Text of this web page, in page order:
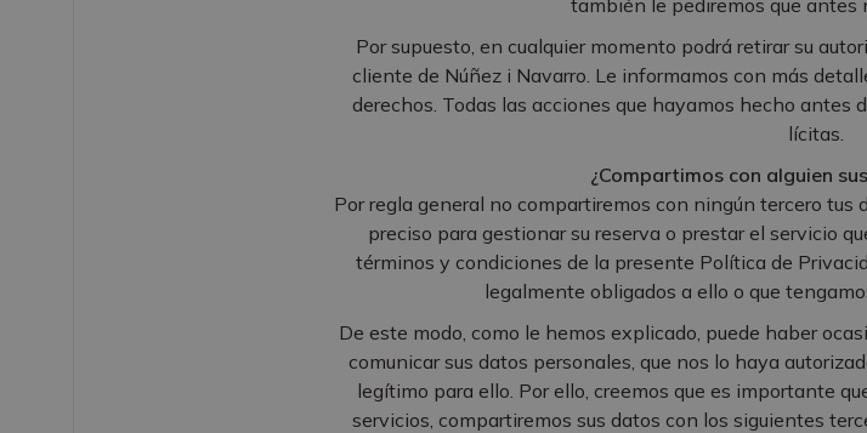
también le pediremos que antes
Por supuesto, en cualquier momento podrá retirar su
cliente de Núñez i Navarro. Le informamos con más
derechos. Todas las acciones que hayamos hecho antes
lícitas.
¿Compartimos con alguien
Por regla general no compartiremos con ningún tercero tus
preciso para gestionar su reserva o prestar el servicio
términos y condiciones de la presente Política de
legalmente obligados a ello o que
De este modo, como le hemos explicado, puede haber
comunicar sus datos personales, que nos lo haya
legítimo para ello. Por ello, creemos que es importante
servicios, compartiremos sus datos con los siguientes